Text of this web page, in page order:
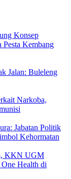
Konsep
Kembang
Jalan: Buleleng
Narkoba,
Jabatan Politik
Kehormatan
KKN UGM
Health di